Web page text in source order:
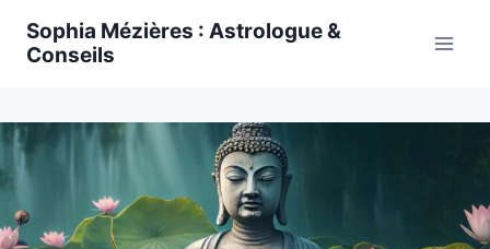
Sophia Mézières : Astrologue &
Conseils